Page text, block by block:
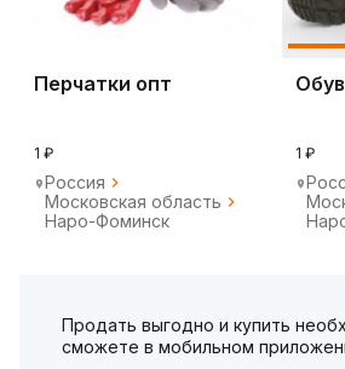
Перчатки опт
1 ₽
Россия
Московская область
Наро-Фоминск
1 ₽
Продать выгодно и купить
сможете в мобильном